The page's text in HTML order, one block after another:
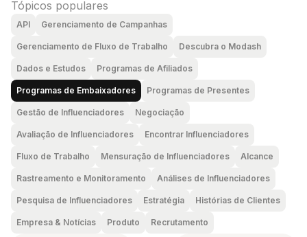
Tópicos populares
API Gerenciamento de Campanhas
Gerenciamento de Fluxo de Trabalho Descubra o Modash
Dados e Estudos Programas de Afiliados
Programas de Embaixadores Programas de Presentes
Gestão de Influenciadores Negociação
Avaliação de Influenciadores Encontrar Influenciadores
Fluxo de Trabalho Mensuração de Influenciadores Alcance
Rastreamento e Monitoramento Análises de Influenciadores
Pesquisa de Influenciadores Estratégia Histórias de Clientes
Empresa & Notícias Produto Recrutamento